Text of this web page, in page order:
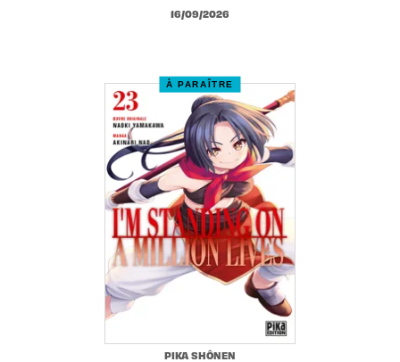
16/09/2026
À PARAÎTRE
PIKA SHÔNEN